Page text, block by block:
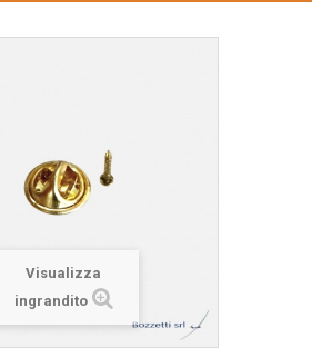
Visualizza
ingrandito